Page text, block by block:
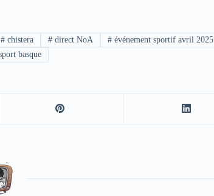
# chistera # direct NoA #événement sportif avril 2025
basque